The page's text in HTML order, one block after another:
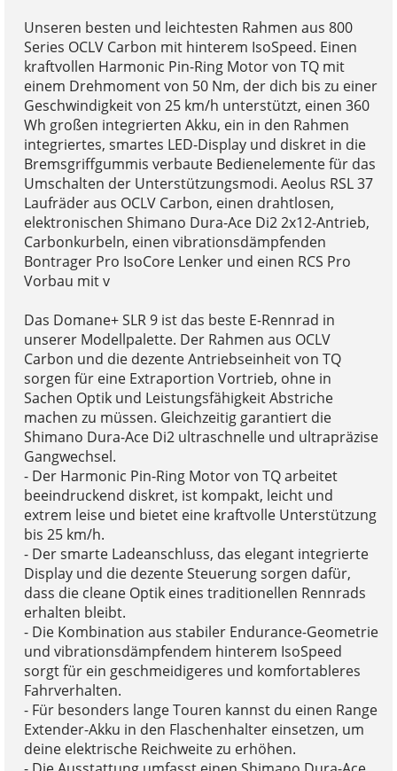
Unseren besten und leichtesten Rahmen aus 800
Series OCLV Carbon mit hinterem IsoSpeed. Einen
kraftvollen Harmonic Pin-Ring Motor von TQ mit
einem Drehmoment von 50 Nm, der dich bis zu einer
Geschwindigkeit von 25 km/h unterstützt, einen 360
Wh großen integrierten Akku, ein in den Rahmen
integriertes, smartes LED-Display und diskret in die
Bremsgriffgummis verbaute Bedienelemente für das
Umschalten der Unterstützungsmodi. Aeolus RSL 37
Laufräder aus OCLV Carbon, einen drahtlosen,
elektronischen Shimano Dura-Ace Di2 2x12-Antrieb,
Carbonkurbeln, einen vibrationsdämpfenden
Bontrager Pro IsoCore Lenker und einen RCS Pro
Vorbau mit v
Das Domane+ SLR 9 ist das beste E-Rennrad in
unserer Modellpalette. Der Rahmen aus OCLV
Carbon und die dezente Antriebseinheit von TQ
sorgen für eine Extraportion Vortrieb, ohne in
Sachen Optik und Leistungsfähigkeit Abstriche
machen zu müssen. Gleichzeitig garantiert die
Shimano Dura-Ace Di2 ultraschnelle und ultrapräzise
Gangwechsel.
- Der Harmonic Pin-Ring Motor von TQ arbeitet
beeindruckend diskret, ist kompakt, leicht und
extrem leise und bietet eine kraftvolle Unterstützung
bis 25 km/h.
- Der smarte Ladeanschluss, das elegant integrierte
Display und die dezente Steuerung sorgen dafür,
dass die cleane Optik eines traditionellen Rennrads
erhalten bleibt.
- Die Kombination aus stabiler Endurance-Geometrie
und vibrationsdämpfendem hinterem IsoSpeed
sorgt für ein geschmeidigeres und komfortableres
Fahrverhalten.
- Für besonders lange Touren kannst du einen Range
Extender-Akku in den Flaschenhalter einsetzen, um
deine elektrische Reichweite zu erhöhen.